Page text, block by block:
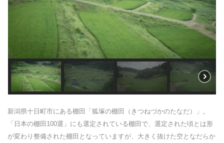
新潟県十日町市にある棚田「狐塚の棚田（きつねづかのたなだ）」。
「日本の棚田100選」にも選定されている棚田で、選定された頃とは形
が変わり整備された棚田となっていますが、大きく抜けた空となだらか